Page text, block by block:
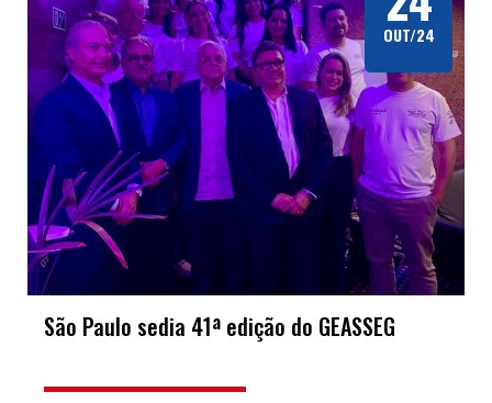
São Paulo sedia 41ª edição do GEASSEG
OUT/24